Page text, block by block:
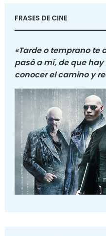
FRASES DE CINE
«Tarde o temprano te
pasó a mí, de que
conocer el camino y